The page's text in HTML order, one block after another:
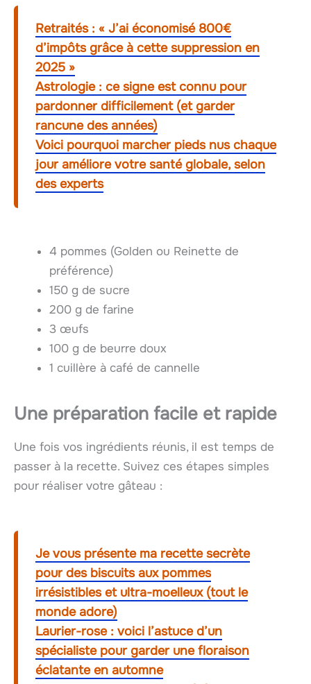
Retraités : « J’ai économisé 800€
d’impôts grâce à cette suppression en
2025 »
Astrologie : ce signe est connu pour
pardonner difficilement (et garder
rancune des années)
Voici pourquoi marcher pieds nus chaque
jour améliore votre santé globale, selon
des experts
4 pommes (Golden ou Reinette de
préférence)
150 g de sucre
200 g de farine
3 œufs
100 g de beurre doux
1 cuillère à café de cannelle
Une préparation facile et rapide
Une fois vos ingrédients réunis, il est temps de
passer à la recette. Suivez ces étapes simples
pour réaliser votre gâteau :
Je vous présente ma recette secrète
pour des biscuits aux pommes
irrésistibles et ultra-moelleux (tout le
monde adore)
Laurier-rose : voici l’astuce d’un
spécialiste pour garder une floraison
éclatante en automne